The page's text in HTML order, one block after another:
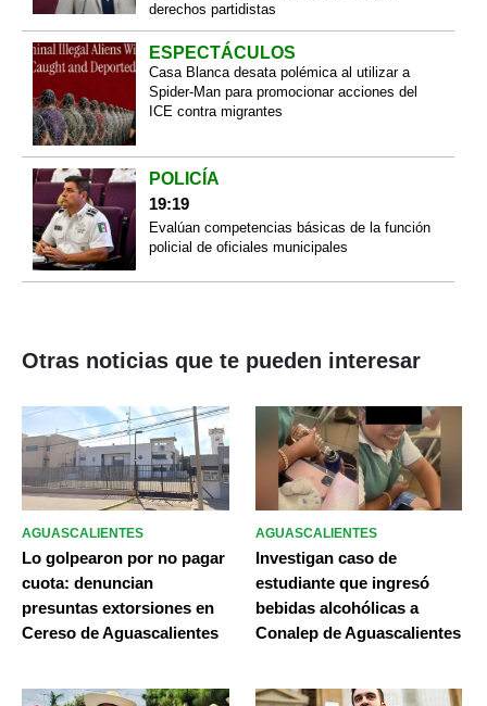
derechos partidistas
ESPECTÁCULOS
Casa Blanca desata polémica al utilizar a
Spider-Man para promocionar acciones del
ICE contra migrantes
POLICÍA
19:19
Evalúan competencias básicas de la función
policial de oficiales municipales
Otras noticias que te pueden interesar
AGUASCALIENTES
Lo golpearon por no pagar
cuota: denuncian
presuntas extorsiones en
Cereso de Aguascalientes
AGUASCALIENTES
Investigan caso de
estudiante que ingresó
bebidas alcohólicas a
Conalep de Aguascalientes